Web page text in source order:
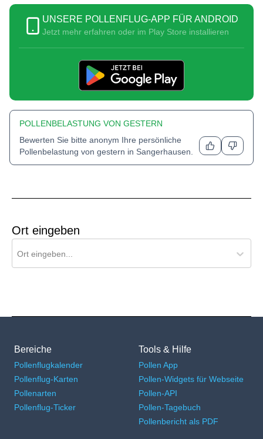
UNSERE POLLENFLUG-APP FÜR ANDROID
Jetzt mehr erfahren oder im Play Store installieren
POLLENBELASTUNG VON GESTERN
Bewerten Sie bitte anonym Ihre persönliche
Pollenbelastung von gestern in Sangerhausen.
Ort eingeben
Ort eingeben...
Bereiche
Pollenflugkalender
Pollenflug-Karten
Pollenarten
Pollenflug-Ticker
Tools & Hilfe
Pollen App
Pollen-Widgets für Webseite
Pollen-API
Pollen-Tagebuch
Pollenbericht als PDF